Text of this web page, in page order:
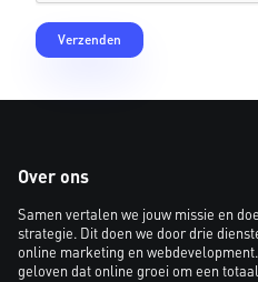
Over ons
Samen vertalen we jouw missie en
strategie. Dit doen we door drie
online marketing en
geloven dat online groei om een